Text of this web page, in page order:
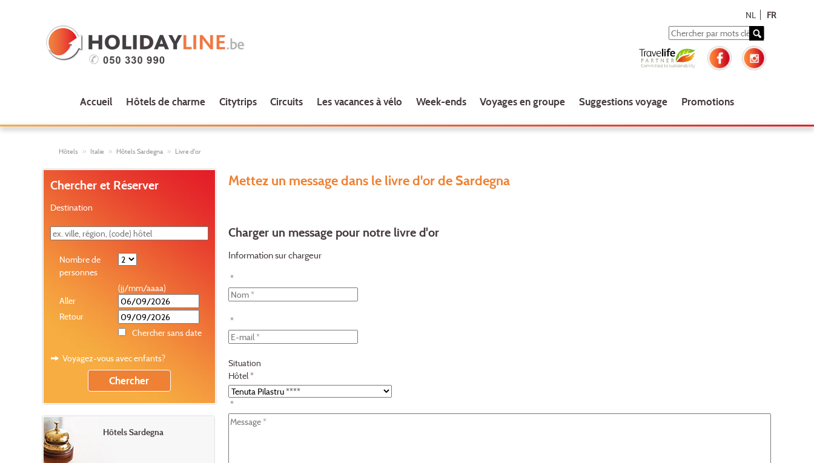
NL FR
Accueil Hôtels de charme Citytrips Circuits Les vacances à vélo Week-ends Voyages en groupe Suggestions voyage Promotions
Hôtels Italie Hôtels Sardegna Livre d'or
Mettez un message dans le livre d'or de Sardegna
Charger un message pour notre livre d'or
Information sur chargeur
*
*
Situation
Hôtel *
*
Chercher et Réserver
Destination
Nombre de
personnes
(jj/mm/aaaa)
Aller
Retour
Chercher sans date
Voyagez-vous avec enfants?
Hôtels Sardegna